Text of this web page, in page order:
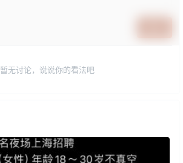
暂无讨论，说说你的看法吧